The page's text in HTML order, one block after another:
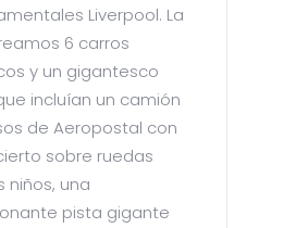
Liverpool. La
6 carros
y un gigantesco
incluían un camión
de Aeropostal con
sobre ruedas
niños, una
pista gigante